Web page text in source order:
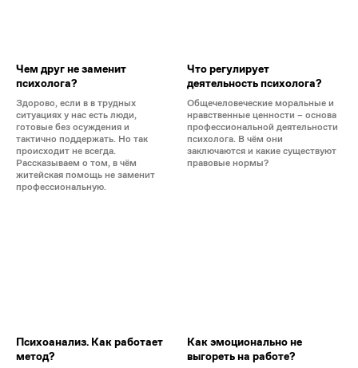
Чем друг не заменит
психолога?
Здорово, если в в трудных
ситуациях у нас есть люди,
готовые без осуждения и
тактично поддержать. Но так
происходит не всегда.
Рассказываем о том, в чём
житейская помощь не заменит
профессиональную.
Что регулирует
деятельность психолога?
Общечеловеческие моральные и
нравственные ценности – основа
профессиональной деятельности
психолога. В чём они
заключаются и какие существуют
правовые нормы?
Психоанализ. Как работает
метод?
Как эмоционально не
выгореть на работе?